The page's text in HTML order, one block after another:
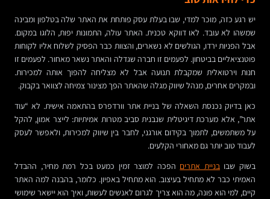
יש רגע כזה, מוכר למדי, שבו בעלת עסק פותחת את האתר שלה בטלפון ומבינה
שמשהו לא עובד. לאו דווקא טכנית. האתר עולה, התמונות יפות, הלוגו במקום.
אבל הפניות ירדו, הגולשים לא נשארים, והצוות כבר הפסיק לשלוח אליו לקוחות
פוטנציאליים בביטחון. לפעמים זו חברה שגדלה והאתר נשאר מאחור. לפעמים זו
חנות וירטואלית שמקבלת תנועה אבל לא מצליחה להפוך אותה למכירות.
ובמקרים אחרים, מנהל שיווק מגלה שהאתר הפך מצינור צמיחה לצוואר בקבוק.
כאן בדיוק נכנסת השאלה של בניית אתר וורדפרס בהתאמה אישית. לא “עוד
אתר”, אלא מערכת דיגיטלית שנבנית סביב מטרות אמיתיות: לייצר אמון, להקל
על משתמשים, לתמוך בקידום אורגני, לחבר בין שיווק למכירות, ולאפשר לעסק
לעבוד טוב יותר גם מאחורי הקלעים.
בשוק שבובניית אתרים הפכה למוצר זמין כמעט בכל רמת מחיר, ההבדל
האמיתי כבר לא מתחיל בעיצוב. הוא מתחיל באפיון. כלומר, בהבנה למה האתר
קיים, למי הוא פונה, מה הוא צריך לגרום לאנשים לעשות, ואיך הוא יישאר שימושי